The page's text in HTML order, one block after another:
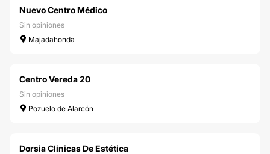
Nuevo Centro Médico
Sin opiniones
Majadahonda
Centro Vereda 20
Sin opiniones
Pozuelo de Alarcón
Dorsia Clinicas De Estética